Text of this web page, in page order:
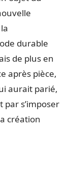
durable
de plus en
après pièce,
aurait parié,
s’imposer
création